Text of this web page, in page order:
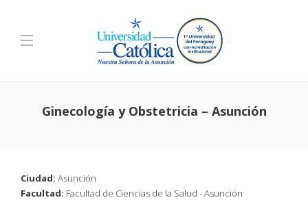
Ginecología y Obstetricia – Asunción
Ciudad: Asunción
Facultad: Facultad de Ciencias de la Salud - Asunción